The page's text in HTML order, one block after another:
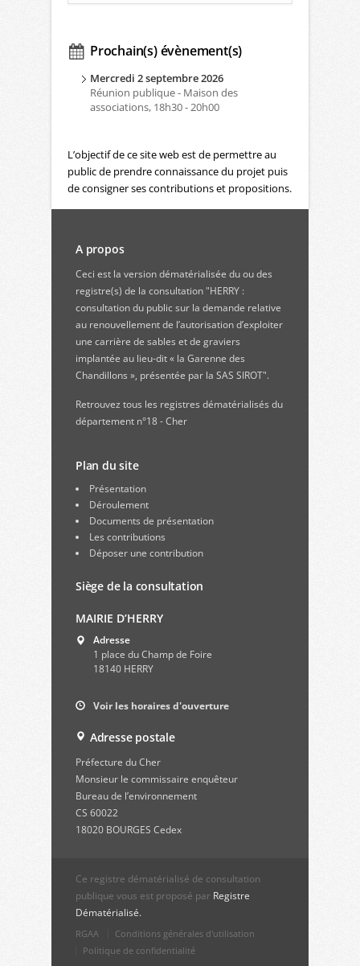
Prochain(s) évènement(s)
Mercredi 2 septembre 2026
Réunion publique - Maison des
associations, 18h30 - 20h00
L’objectif de ce site web est de permettre au
public de prendre connaissance du projet puis
de consigner ses contributions et propositions.
A propos
Ceci est la version dématérialisée du ou des
registre(s) de la consultation "HERRY :
consultation du public sur la demande relative
au renouvellement de l’autorisation d’exploiter
une carrière de sables et de graviers
implantée au lieu-dit « la Garenne des
Chandillons », présentée par la SAS SIROT".
Retrouvez tous les registres dématérialisés du
département n°18 - Cher
Plan du site
Présentation
Déroulement
Documents de présentation
Les contributions
Déposer une contribution
Siège de la consultation
MAIRIE D’HERRY
Adresse
1 place du Champ de Foire
18140 HERRY
Voir les horaires d'ouverture
Adresse postale
Préfecture du Cher
Monsieur le commissaire enquêteur
Bureau de l’environnement
CS 60022
18020 BOURGES Cedex
Ce registre dématérialisé de consultation
publique vous est proposé par Registre
Dématérialisé.
RGAA
Conditions générales d'utilisation
Politique de confidentialité